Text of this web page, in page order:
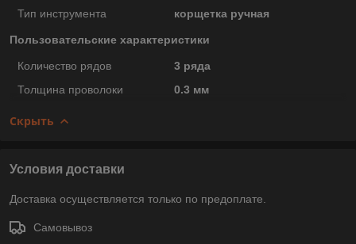
Тип инструмента
корщетка ручная
Пользовательские характеристики
Количество рядов
3 ряда
Толщина проволоки
0.3 мм
Скрыть
Условия доставки
Доставка осуществляется только по предоплате.
Самовывоз